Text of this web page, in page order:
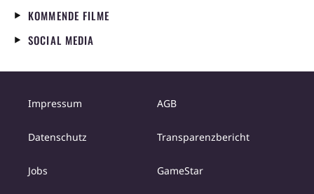
KOMMENDE FILME
SOCIAL MEDIA
Impressum AGB
Datenschutz Transparenzbericht
Jobs GameStar